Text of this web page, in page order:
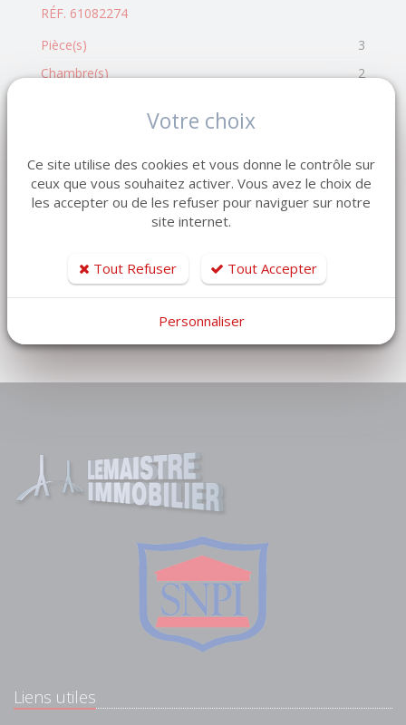
RÉF. 61082274
Pièce(s)
3
Chambre(s)
2
Autre Appartement à louer proposé en substitution de
Maison de ville Le Havre - Parc hauser 3 pièces 107.77
m2...
DÉTAIL APPARTEMENT
Liens utiles
Votre choix
Ce site utilise des cookies et vous donne le contrôle sur
ceux que vous souhaitez activer. Vous avez le choix de
les accepter ou de les refuser pour naviguer sur notre
site internet.
Tout Refuser Tout Accepter
Personnaliser